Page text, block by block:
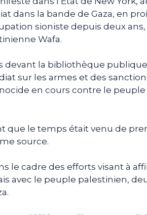
dans la bande de Gaza, en
sioniste depuis deux ans,
Wafa.
devant la bibliothèque
sur les armes et des
en cours contre le
que le temps était venu de
source.
le cadre des efforts visant à
avec le peuple palestinien,